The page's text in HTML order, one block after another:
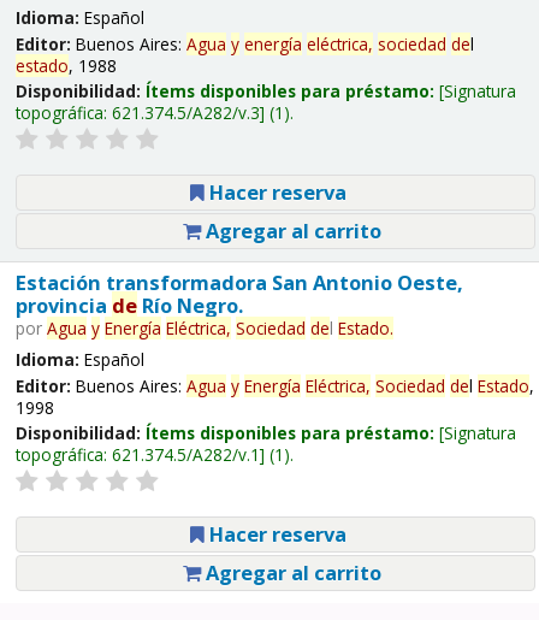
Idioma: Español
Editor: Buenos Aires: Agua y energía eléctrica, sociedad del
estado, 1988
Disponibilidad: Ítems disponibles para préstamo: Signatura
topográfica: 621.374.5/A282/v.3 (1).
Hacer reserva
Agregar al carrito
Estación transformadora San Antonio Oeste,
provincia deRío Negro.
por Agua y Energía Eléctrica, Sociedad del Estado.
Idioma: Español
Editor: Buenos Aires: Agua y Energía Eléctrica, Sociedad del Estado,
1998
Disponibilidad: Ítems disponibles para préstamo: Signatura
topográfica: 621.374.5/A282/v.1 (1).
Hacer reserva
Agregar al carrito